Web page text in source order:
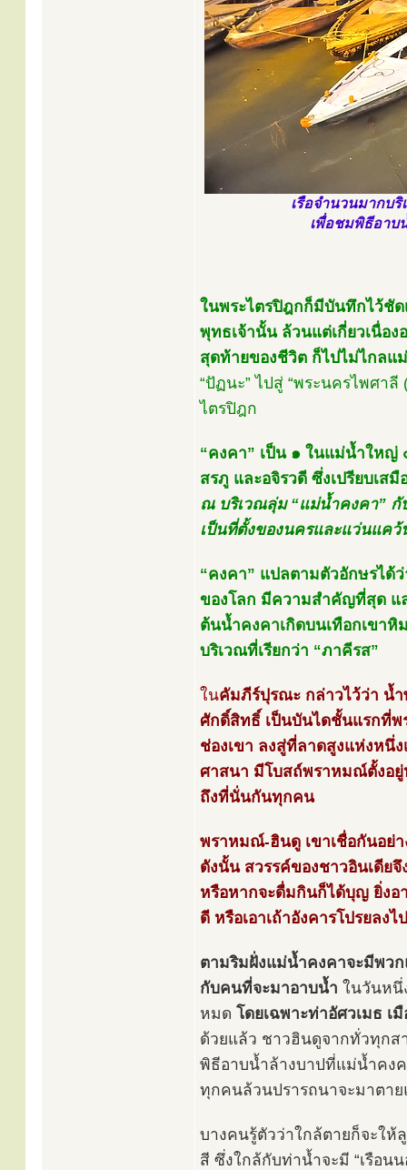
เรือจำนวนมากบริ
เพื่อชมพิธีอาบ
ในพระไตรปิฎกก็มีบันทึกไว้ชั
พุทธเจ้านั้น ล้วนแต่เกี่ยวเนื่อ
สุดท้ายของชีวิต ก็ไปไม่ไกลแ
“ปัฏนะ” ไปสู่ “พระนครไพศา
ไตรปิฎก
“คงคา” เป็น ๑ ในแม่น้ำให
สรภู และอจิรวดี ซึ่งเปรียบเส
ณ บริเวณลุ่ม “แม่น้ำคงคา”
เป็นที่ตั้งของนครและแว่นแค
“คงคา” แปลตามตัวอักษรได้
ของโลก มีความสำคัญที่สุด แล
ต้นน้ำคงคาเกิดบนเทือกเขา
บริเวณที่เรียกว่า “ภาคีรส”
ในคัมภีร์ปุรณะ กล่าวไว้ว่า น้
ศักดิ์สิทธิ์ เป็นบันไดชั้นแรกที่พ
ช่องเขา ลงสู่ที่ลาดสูงแห่งหนึ่
ศาสนา มีโบสถ์พราหมณ์ตั้งอ
ถึงที่นั่นกันทุกคน
พราหมณ์-ฮินดู เขาเชื่อกันอย่
ดังนั้น สวรรค์ของชาวอินเดีย
หรือหากจะดื่มกินก็ได้บุญ ยิ่ง
ดี หรือเอาเถ้าอังคารโปรยลง
ตามริมฝั่งแม่น้ำคงคาจะมีพวก
กับคนที่จะมาอาบน้ำ ในวันหนึ่
หมด โดยเฉพาะท่าอัศวเมธ เ
ด้วยแล้ว ชาวฮินดูจากทั่วทุกส
พิธีอาบน้ำล้างบาปที่แม่น้ำคง
ทุกคนล้วนปรารถนาจะมาตาย
บางคนรู้ตัวว่าใกล้ตายก็จะให้
สี ซึ่งใกล้กับท่าน้ำจะมี “เรือน